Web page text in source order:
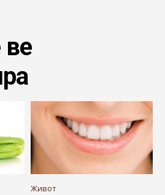
Живот